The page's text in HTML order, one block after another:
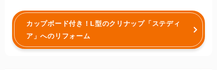
カップボード付き！L型のクリナップ「ステディ
ア」へのリフォーム